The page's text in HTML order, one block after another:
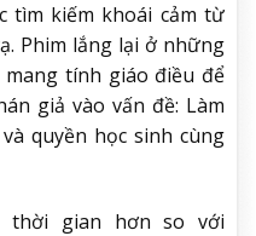
tìm kiếm khoái cảm từ
Phim lắng lại ở những
tính giáo điều để
giả vào vấn đề: Làm
quyền học sinh cùng
thời gian hơn so với